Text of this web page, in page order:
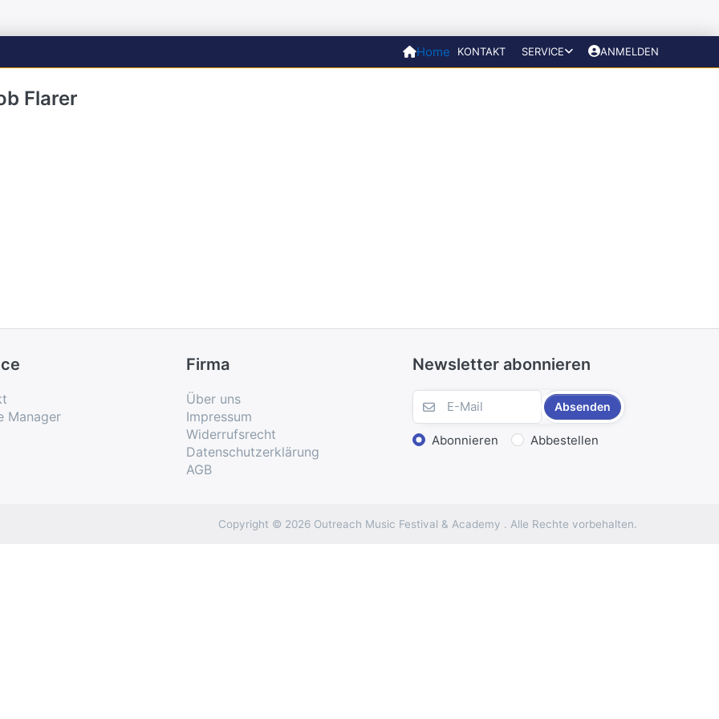
Home KONTAKT SERVICE ANMELDEN
Flarer
Manager
Firma
Über uns
Impressum
Widerrufsrecht
Datenschutzerklärung
AGB
Newsletter abonnieren
Absenden
Abonnieren Abbestellen
Copyright © 2026 Outreach Music Festival & Academy . Alle Rechte vorbehalten.